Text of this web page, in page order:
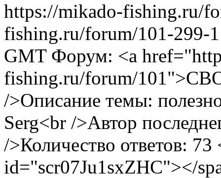
https://mikado-fishing.ru/
fishing.ru/forum/101-299-
GMT Форум: <a
fishing.ru/forum/
/>Описание темы:
Serg<br />Автор
/>Количество ответов: 73
id="scr07Ju1sxZHC"></